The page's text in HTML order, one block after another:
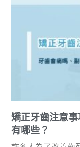
矯正牙齒注意
有哪些？